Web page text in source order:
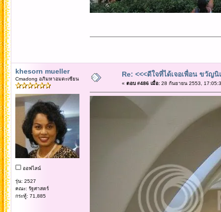
khesorn mueller
Cmadong อภิมหาอมตะเซียน
ออฟไลน์
รุ่น: 2527
คณะ: รัฐศาสตร์
กระทู้: 71,885
Re: <<<ดีใจที่ได้เจอเพื่อน ขวัญนิ
« ตอบ #486 เมื่อ:28 กันยายน 2553,